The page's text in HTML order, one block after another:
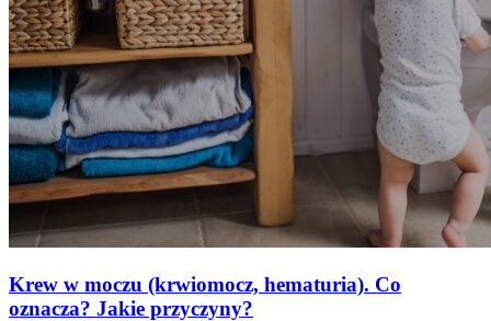
Krew w moczu (krwiomocz, hematuria). Co
oznacza? Jakie przyczyny?